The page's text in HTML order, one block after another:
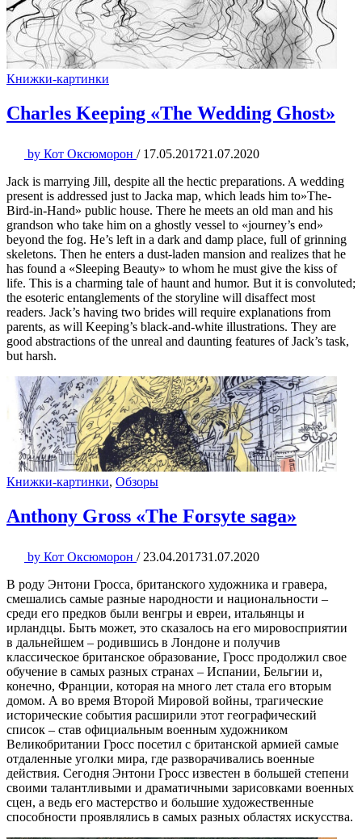
Книжки-картинки
Charles Keeping «The Wedding Ghost»
by Кот Оксюморон / 17.05.201721.07.2020
Jack is marrying Jill, despite all the hectic preparations. A wedding
present is addressed just to Jacka map, which leads him to»The-
Bird-in-Hand» public house. There he meets an old man and his
grandson who take him on a ghostly vessel to «journey’s end»
beyond the fog. He’s left in a dark and damp place, full of grinning
skeletons. Then he enters a dust-laden mansion and realizes that he
has found a «Sleeping Beauty» to whom he must give the kiss of
life. This is a charming tale of haunt and humor. But it is convoluted;
the esoteric entanglements of the storyline will disaffect most
readers. Jack’s having two brides will require explanations from
parents, as will Keeping’s black-and-white illustrations. They are
good abstractions of the unreal and daunting features of Jack’s task,
but harsh.
Книжки-картинки, Обзоры
Anthony Gross «The Forsyte saga»
by Кот Оксюморон / 23.04.201731.07.2020
В роду Энтони Гросса, британского художника и гравера,
смешались самые разные народности и национальности –
среди его предков были венгры и евреи, итальянцы и
ирландцы. Быть может, это сказалось на его мировосприятии
в дальнейшем – родившись в Лондоне и получив
классическое британское образование, Гросс продолжил свое
обучение в самых разных странах – Испании, Бельгии и,
конечно, Франции, которая на много лет стала его вторым
домом. А во время Второй Мировой войны, трагические
исторические события расширили этот географический
список – став официальным военным художником
Великобритании Гросс посетил с британской армией самые
отдаленные уголки мира, где разворачивались военные
действия. Сегодня Энтони Гросс известен в большей степени
своими талантливыми и драматичными зарисовками военных
сцен, а ведь его мастерство и большие художественные
способности проявлялись в самых разных областях искусства.